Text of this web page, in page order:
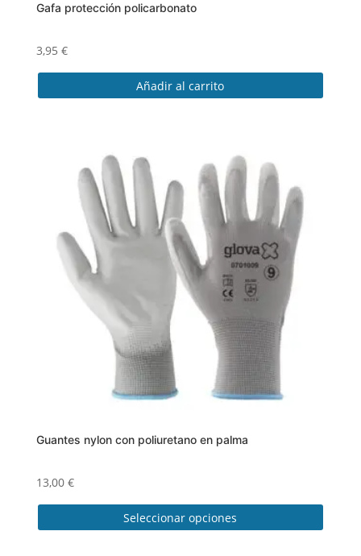
Gafa protección policarbonato
3,95 €
Añadir al carrito
Guantes nylon con poliuretano en palma
13,00 €
Seleccionar opciones